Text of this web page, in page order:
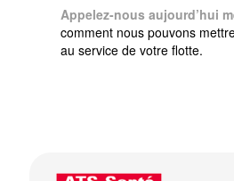
Appelez-nous aujourd’hui
comment nous pouvons
au service de votre flotte.